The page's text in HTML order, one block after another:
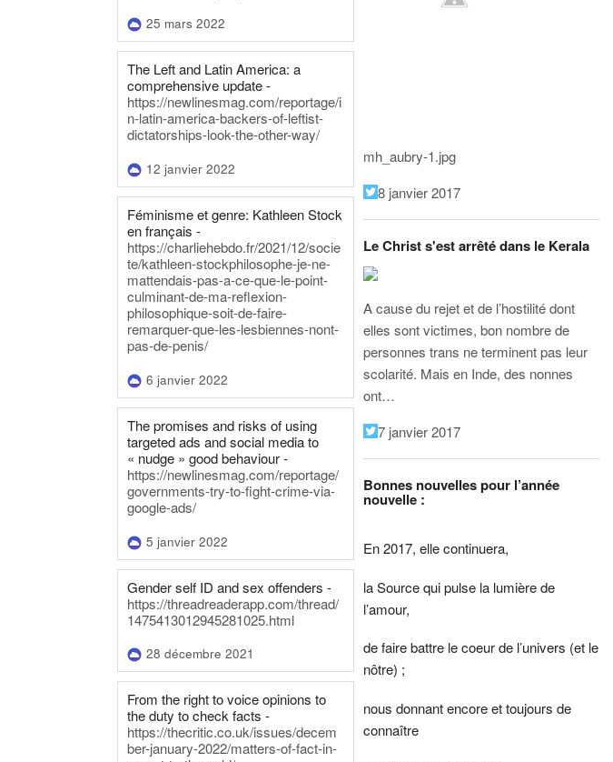
25 mars 2022
The Left and Latin America: a
comprehensive update -
https://newlinesmag.com/reportage/i
n-latin-america-backers-of-leftist-
dictatorships-look-the-other-way/
12 janvier 2022
Féminisme et genre: Kathleen Stock
en français -
https://charliehebdo.fr/2021/12/socie
te/kathleen-stockphilosophe-je-ne-
mattendais-pas-a-ce-que-le-point-
culminant-de-ma-reflexion-
philosophique-soit-de-faire-
remarquer-que-les-lesbiennes-nont-
pas-de-penis/
6 janvier 2022
The promises and risks of using
targeted ads and social media to
« nudge » good behaviour -
https://newlinesmag.com/reportage/
governments-try-to-fight-crime-via-
google-ads/
5 janvier 2022
Gender self ID and sex offenders -
https://threadreaderapp.com/thread/
1475413012945281025.html
28 décembre 2021
From the right to voice opinions to
the duty to check facts -
https://thecritic.co.uk/issues/decem
ber-january-2022/matters-of-fact-in-
mh_aubry-1.jpg
8 janvier 2017
Le Christ s'est arrêté dans le Kerala
A cause du rejet et de l’hostilité dont
elles sont victimes, bon nombre de
personnes trans ne terminent pas leur
scolarité. Mais en Inde, des nonnes
ont…
7 janvier 2017
Bonnes nouvelles pour l’année
nouvelle :
En 2017, elle continuera,
la Source qui pulse la lumière de
l’amour,
de faire battre le coeur de l’univers (et le
nôtre) ;
nous donnant encore et toujours de
connaître